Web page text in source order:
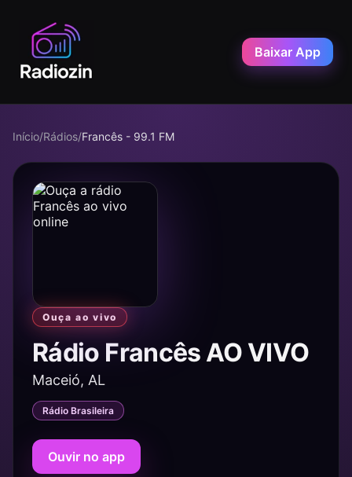
Baixar App
Início/Rádios/Francês - 99.1 FM
Ouça ao vivo
Rádio Francês AO VIVO
Maceió, AL
Rádio Brasileira
Ouvir no app